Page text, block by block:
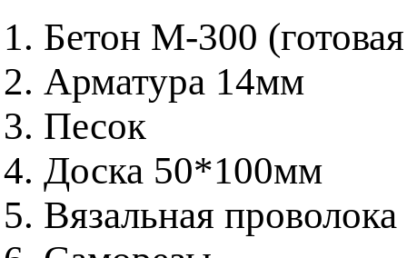
Бетон М-300
Арматура 14мм
Песок
Доска 50*100мм
Вязальная проволока